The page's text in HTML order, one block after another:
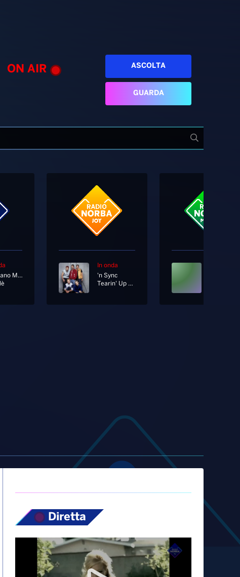
ON AIR ASCOLTA
GUARDA
Cristiano Malgioglio Ft. Gente De Zona
In onda
'n Sync
Tearin' Up My Heart
Diretta